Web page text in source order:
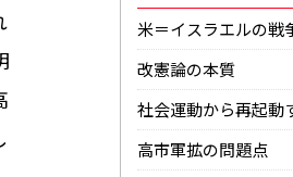
米＝イスラエルの戦
改憲論の本質
社会運動から再起動
高市軍拡の問題点